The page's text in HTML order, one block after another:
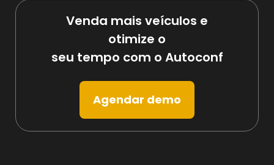
Venda mais veículos e
otimize o
seu tempo com o Autoconf
Agendar demo